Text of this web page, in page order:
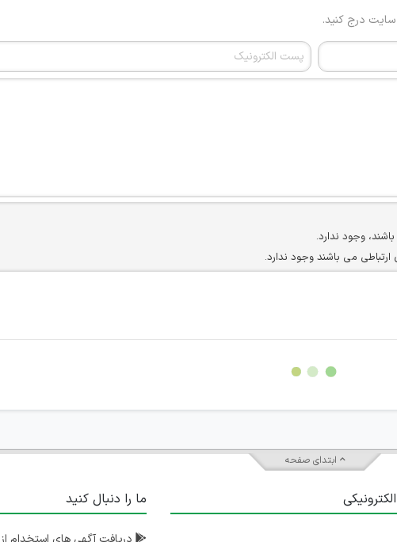
سایت درج کنید.
وجود ندارد.
کاربران سایت وجود ندارد.
ابتدای صفحه
ما را دنبال کنید